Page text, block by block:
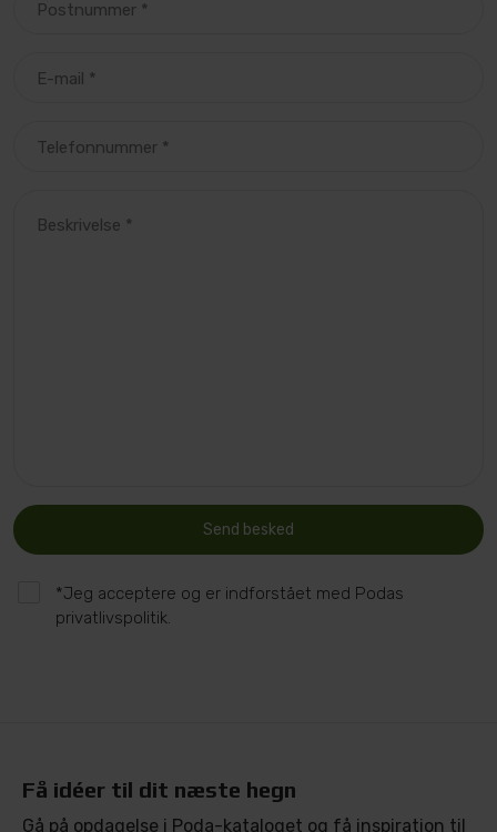
Send besked
*Jeg acceptere og er indforstået med Podas
privatlivspolitik.
Få idéer til dit næste hegn
Gå på opdagelse i Poda-kataloget og få inspiration til